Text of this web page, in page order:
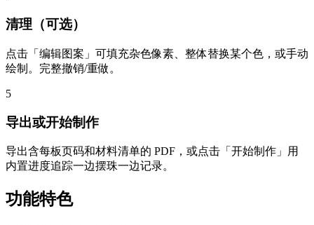
清理（可选）
点击「编辑图案」可填充杂色像素、整体替换某个色，或手动
绘制。完整撤销/重做。
5
导出或开始制作
导出含每板页码和材料清单的 PDF，或点击「开始制作」用
内置进度追踪一边摆珠一边记录。
功能特色